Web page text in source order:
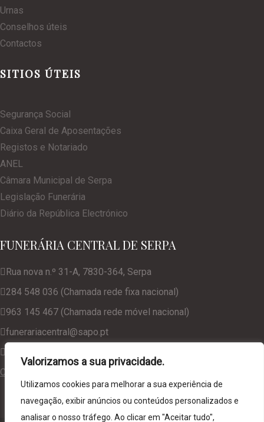
Valorizamos a sua privacidade.
Utilizamos cookies para melhorar a sua experiência de
navegação, exibir anúncios ou conteúdos personalizados e
analisar o nosso tráfego. Ao clicar em "Aceitar tudo",
Urnas
Conselhos úteis
Contactos
SITIOS ÚTEIS
Segurança Social
Caixa Geral de Aposentações
Registos e Notariado
ANEL
Câmara Municipal de Serpa
Legislação Funerária
Diário da República Electrónico
FUNERÁRIA CENTRAL DE SERPA
Rua nova n.º 31-A, 7830-364, Serpa
284 548 036 (Chamada rede fixa nacional)
963 145 467 (Chamada rede móvel nacional)
funerariacentral@sapo.pt
Consulte a nossa Política de Privacidade